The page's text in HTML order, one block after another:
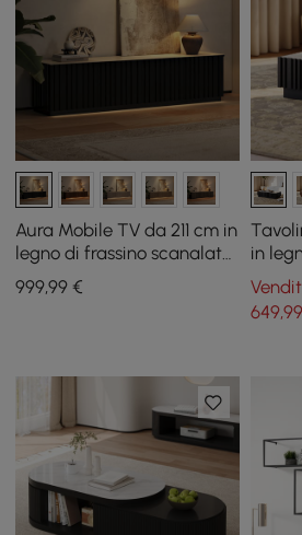
Aura Mobile TV da 211 cm in
legno di frassino scanalato
noce nero con piano in
pietra sinterizzata
999,99 €
in
con
649,99